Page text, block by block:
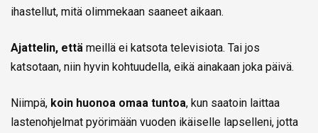
ihastellut, mitä olimmekaan saaneet aikaan.
Ajattelin, että meillä ei katsota televisiota. Tai jos
katsotaan, niin hyvin kohtuudella, eikä ainakaan joka päivä.
Niimpä, koin huonoa omaa tuntoa, kun saatoin laittaa
lastenohjelmat pyörimään vuoden ikäiselle lapselleni, jotta